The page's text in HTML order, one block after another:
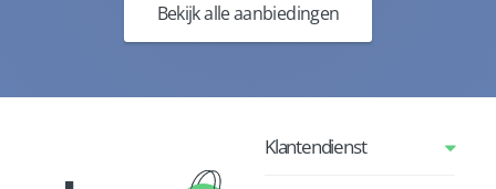
Bekijk alle aanbiedingen
Klantendienst